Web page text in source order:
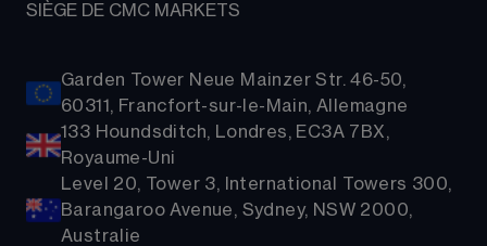
SIÈGE DE CMC MARKETS
Garden Tower Neue Mainzer Str. 46-50,
60311, Francfort-sur-le-Main, Allemagne
133 Houndsditch, Londres, EC3A 7BX,
Royaume-Uni
Level 20, Tower 3, International Towers 300,
Barangaroo Avenue, Sydney, NSW 2000,
Australie